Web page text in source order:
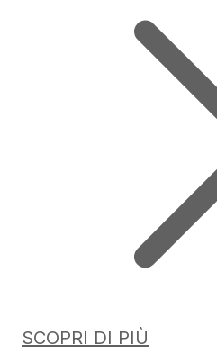
SCOPRI DI PIÙ